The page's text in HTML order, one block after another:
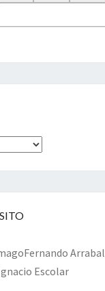
Fernando Arrabal
Escolar